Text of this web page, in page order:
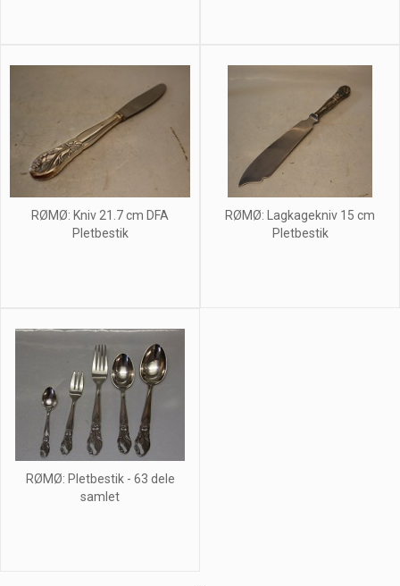
RØMØ: Kniv 21.7 cm DFA
Pletbestik
RØMØ: Lagkagekniv 15 cm
Pletbestik
RØMØ: Pletbestik - 63 dele
samlet